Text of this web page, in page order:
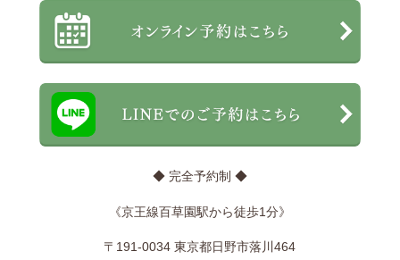
◆ 完全予約制 ◆
《京王線百草園駅から徒歩1分》
〒191-0034 東京都日野市落川464